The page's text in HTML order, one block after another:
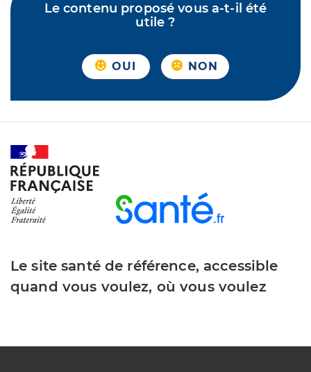
Le contenu proposé vous a-t-il été
utile ?
OUI NON
Le site santé de référence, accessible
quand vous voulez, où vous voulez